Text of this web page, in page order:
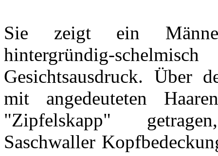
Sie zeigt ein
hintergründig-
Gesichtsausdruck. Über
mit angedeuteten
"Zipfelskapp"
Saschwaller